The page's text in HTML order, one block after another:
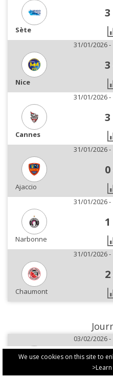
We use cookies on this site to
3
Sète
31/01/2026 -
3
Nice
31/01/2026 -
3
Cannes
31/01/2026 -
0
Ajaccio
31/01/2026 -
1
Narbonne
31/01/2026 -
2
Chaumont
03/02/2026 -
3
Poitiers